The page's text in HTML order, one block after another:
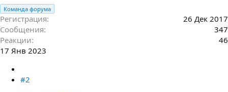
Команда форума
Регистрация
26 Дек 2017
Сообщения
347
Реакции
46
17 Янв 2023
#2